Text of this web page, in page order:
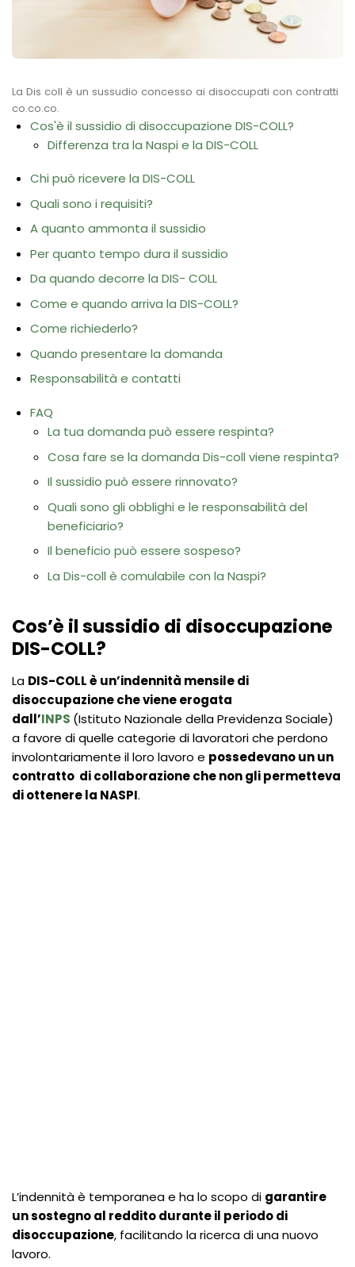
La Dis coll è un sussudio concesso ai disoccupati con contratti
co.co.co.
Cos'è il sussidio di disoccupazione DIS-COLL?
Differenza tra la Naspi e la DIS-COLL
Chi può ricevere la DIS-COLL
Quali sono i requisiti?
A quanto ammonta il sussidio
Per quanto tempo dura il sussidio
Da quando decorre la DIS- COLL
Come e quando arriva la DIS-COLL?
Come richiederlo?
Quando presentare la domanda
Responsabilità e contatti
FAQ
La tua domanda può essere respinta?
Cosa fare se la domanda Dis-coll viene respinta?
Il sussidio può essere rinnovato?
Quali sono gli obblighi e le responsabilità del
beneficiario?
Il beneficio può essere sospeso?
La Dis-coll è comulabile con la Naspi?
Cos’è il sussidio di disoccupazione
DIS-COLL?
La DIS-COLL è un’indennità mensile di
disoccupazione che viene erogata
dall’INPS (Istituto Nazionale della Previdenza Sociale)
a favore di quelle categorie di lavoratori che perdono
involontariamente il loro lavoro e possedevano un un
contratto di collaborazione che non gli permetteva
di ottenere la NASPI.
L’indennità è temporanea e ha lo scopo di garantire
un sostegno al reddito durante il periodo di
disoccupazione, facilitando la ricerca di una nuovo
lavoro.